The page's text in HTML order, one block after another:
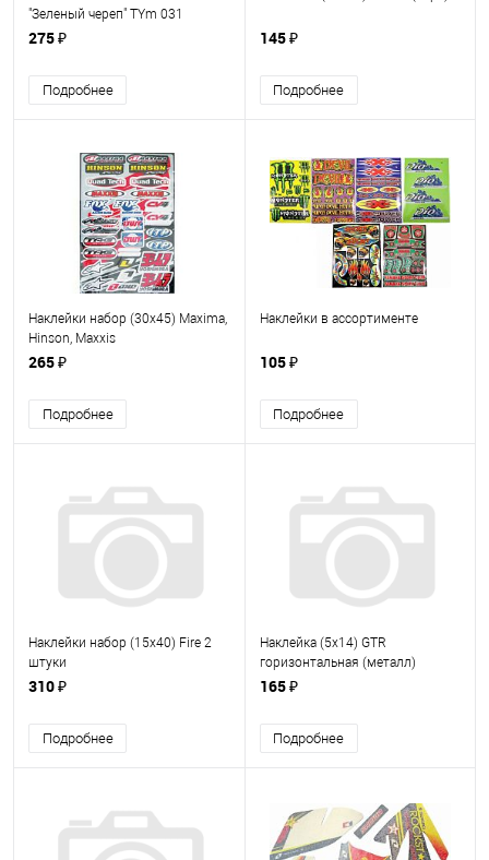
"Зеленый череп" TYm 031
светоотражающий, размер
275 ₽
Подробнее
145 ₽
Подробнее
Наклейки набор (30х45) Maxima,
Hinson, Maxxis
265 ₽
Подробнее
Наклейки в ассортименте
105 ₽
Подробнее
Наклейки набор (15х40) Fire 2
штуки
310 ₽
Подробнее
Наклейка (5х14) GTR
горизонтальная (металл)
165 ₽
Подробнее